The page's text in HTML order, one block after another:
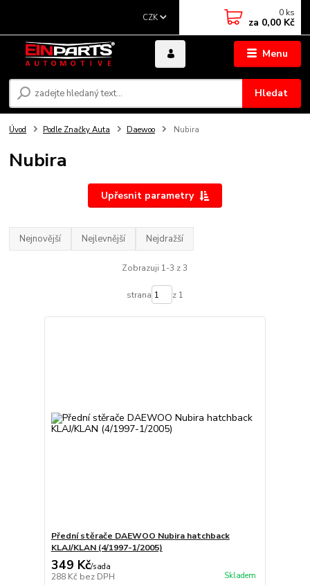
Menu
CZK
Hledat
0 ks
za 0,00 Kč
Úvod Podle Značky Auta Daewoo Nubira
Nubira
Upřesnit parametry
Nejnovější Nejlevnější Nejdražší
Zobrazuji 1-3 z 3
strana z 1
Přední stěrače DAEWOO Nubira hatchback
KLAJ/KLAN (4/1997-1/2005)
349 Kč/sada
288 Kč bez DPH Skladem